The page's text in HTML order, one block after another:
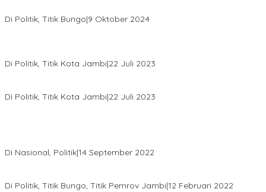
Di Politik, Titik Bungo|9 Oktober 2024
Di Politik, Titik Kota Jambi|22 Juli 2023
Di Politik, Titik Kota Jambi|22 Juli 2023
Di Nasional, Politik|14 September 2022
Di Politik, Titik Bungo, Titik Pemrov Jambi|12 Februari 2022